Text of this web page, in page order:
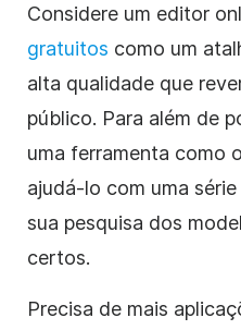
Considere um editor
gratuitos como um
alta qualidade que
público. Para além de
uma ferramenta como
ajudá-lo com uma
sua pesquisa dos
certos.
Precisa de mais